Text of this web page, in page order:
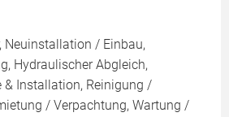
Neuinstallation / Einbau,
Hydraulischer Abgleich,
& Installation, Reinigung /
/ Verpachtung, Wartung /